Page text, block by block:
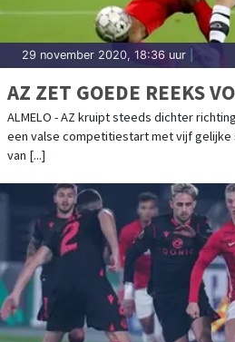
29 november 2020, 18:36 uur
AZ ZET GOEDE REEKS
ALMELO - AZ kruipt steeds dichter
een valse competitiestart met vijf
van [...]